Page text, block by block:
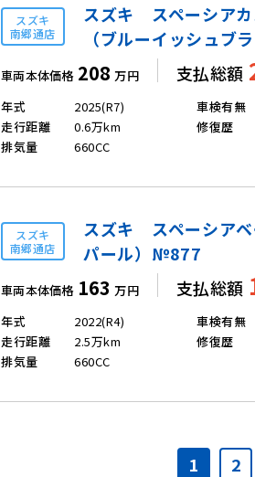
スズキ
南郷通店
スズキ スペーシア
（ブルーイッシュ
車両本体価格 208 万円 支払総額
年式
2025(R7)
走行距離
0.6万km
排気量
660CC
車検有無
修復歴
スズキ
南郷通店
スズキ スペーシア
パール）№877
車両本体価格 163 万円 支払総額
年式
2022(R4)
走行距離
2.5万km
排気量
660CC
車検有無
修復歴
1 2